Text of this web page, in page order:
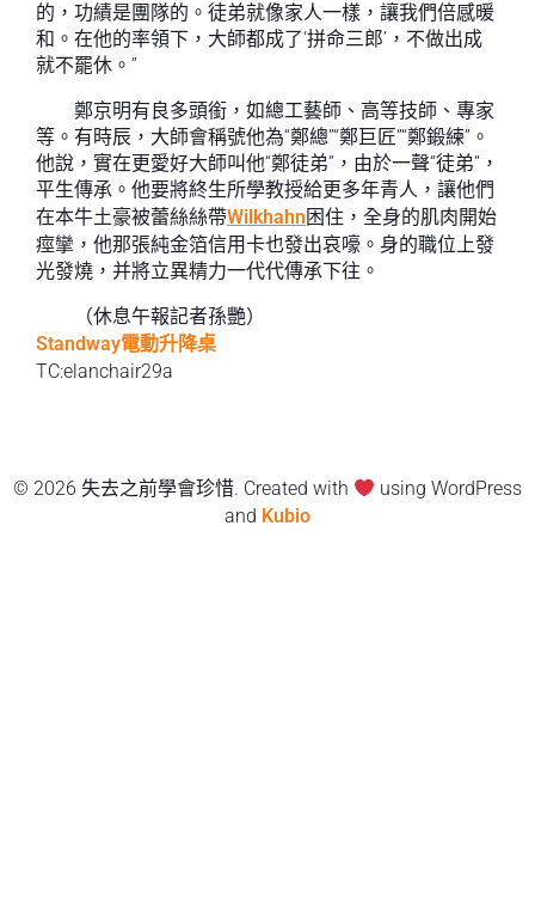
的，功績是團隊的。徒弟就像家人一樣，讓我們倍感暖
和。在他的率領下，大師都成了‘拼命三郎’，不做出成
就不罷休。”
鄭京明有良多頭銜，如總工藝師、高等技師、專家
等。有時辰，大師會稱號他為“鄭總”“鄭巨匠”“鄭鍛練”。
他說，實在更愛好大師叫他“鄭徒弟”，由於一聲“徒弟”，
平生傳承。他要將終生所學教授給更多年青人，讓他們
在本牛土豪被蕾絲絲帶Wilkhahn困住，全身的肌肉開始
痙攣，他那張純金箔信用卡也發出哀嚎。身的職位上發
光發燒，并將立異精力一代代傳承下往。
（休息午報記者孫艷）
Standway電動升降桌
TC:elanchair29a
© 2026 失去之前學會珍惜. Created with
using WordPress
and Kubio